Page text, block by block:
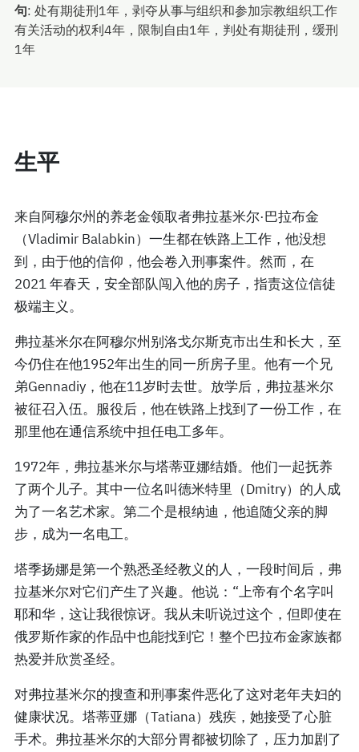
句: 处有期徒刑1年，剥夺从事与组织和参加宗教组织工作
有关活动的权利4年，限制自由1年，判处有期徒刑，缓刑
1年
生平
来自阿穆尔州的养老金领取者弗拉基米尔·巴拉布金
（Vladimir Balabkin）一生都在铁路上工作，他没想
到，由于他的信仰，他会卷入刑事案件。然而，在
2021 年春天，安全部队闯入他的房子，指责这位信徒
极端主义。
弗拉基米尔在阿穆尔州别洛戈尔斯克市出生和长大，至
今仍住在他1952年出生的同一所房子里。他有一个兄
弟Gennadiy，他在11岁时去世。放学后，弗拉基米尔
被征召入伍。服役后，他在铁路上找到了一份工作，在
那里他在通信系统中担任电工多年。
1972年，弗拉基米尔与塔蒂亚娜结婚。他们一起抚养
了两个儿子。其中一位名叫德米特里（Dmitry）的人成
为了一名艺术家。第二个是根纳迪，他追随父亲的脚
步，成为一名电工。
塔季扬娜是第一个熟悉圣经教义的人，一段时间后，弗
拉基米尔对它们产生了兴趣。他说：“上帝有个名字叫
耶和华，这让我很惊讶。我从未听说过这个，但即使在
俄罗斯作家的作品中也能找到它！整个巴拉布金家族都
热爱并欣赏圣经。
对弗拉基米尔的搜查和刑事案件恶化了这对老年夫妇的
健康状况。塔蒂亚娜（Tatiana）残疾，她接受了心脏
手术。弗拉基米尔的大部分胃都被切除了，压力加剧了